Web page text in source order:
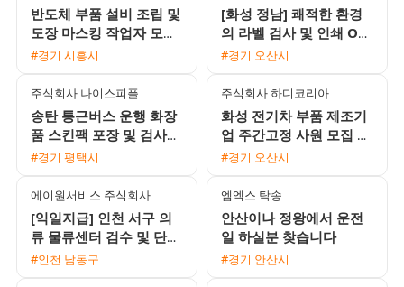
반도체 부품 설비 조립 및
도장 마스킹 작업자 모집
초보 가능
#경기 시흥시
[화성 정남] 쾌적한 환경
의 라벨 검사 및 인쇄 OP
모집 (통근버스 운행)
#경기 오산시
주식회사 나이스피플
송탄 통근버스 운행 화장
품 스킨팩 포장 및 검사
사원 모집 일급 166875
#경기 평택시
주식회사 하디코리아
화성 전기차 부품 제조기
업 주간고정 사원 모집 초
보 및 교포 가능
#경기 오산시
에이원서비스 주식회사
[익일지급] 인천 서구 의
류 물류센터 검수 및 단순
포장 사원 모집 (시급
#인천 남동구
엠엑스 탁송
안산이나 정왕에서 운전
일 하실분 찾습니다
#경기 안산시